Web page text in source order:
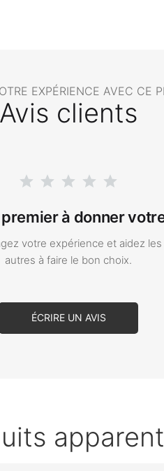
EXPÉRIENCE AVEC CE
Avis clients
à donner
votre expérience et aidez les
autres à faire le bon choix.
ÉCRIRE UN AVIS